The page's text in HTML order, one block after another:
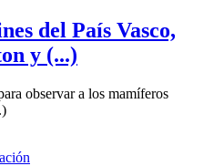
del País Vasco,
y (...)
observar a los mamíferos